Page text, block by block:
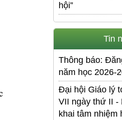
hội”
Tin
Thông báo:
năm học 2026-
Đại hội Giáo lý
VII ngày thứ II -
khai tâm nhiệm